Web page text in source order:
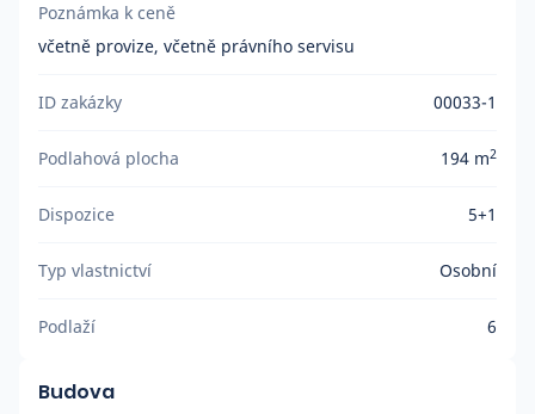
Poznámka k ceně
včetně provize, včetně právního servisu
ID zakázky 00033-1
Podlahová plocha 194 m2
Dispozice 5+1
Typ vlastnictví Osobní
Podlaží 6
Budova